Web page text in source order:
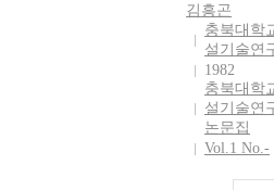
김흥곤
충북대학
설기술연
1982
충북대학
설기술연
논문집
Vol.1 No.-